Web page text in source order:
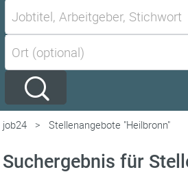
job24 >Stellenangebote "Heilbronn"
Suchergebnis für